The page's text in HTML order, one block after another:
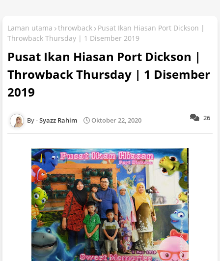
Laman utama throwback
Pusat Ikan Hiasan Port Dickson |
Throwback Thursday | 1 Disember 2019
Pusat Ikan Hiasan Port Dickson |
Throwback Thursday | 1 Disember
2019
26
Syazz Rahim Oktober 22, 2020